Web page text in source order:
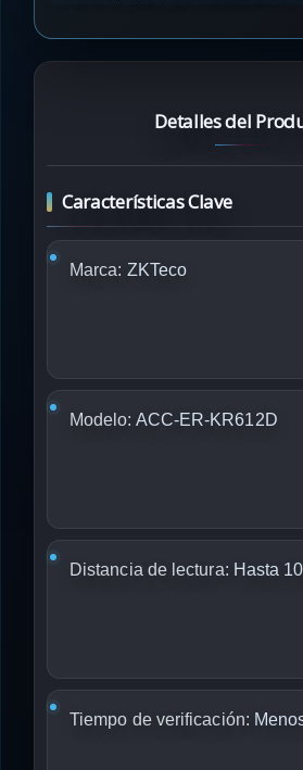
Detalles del
Características Clave
Marca: ZKTeco
Modelo: ACC-ER-KR612D
Distancia de lectura: Hasta
Tiempo de verificación: